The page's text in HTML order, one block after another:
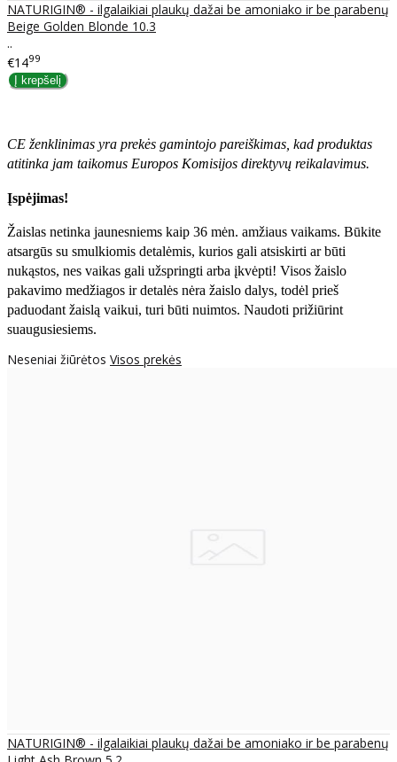
NATURIGIN® - ilgalaikiai plaukų dažai be amoniako ir be parabenų
Beige Golden Blonde 10.3
..
€1499
CE ženklinimas yra prekės gamintojo pareiškimas, kad produktas
atitinka jam taikomus Europos Komisijos direktyvų reikalavimus.
Įspėjimas!
Žaislas netinka jaunesniems kaip 36 mėn. amžiaus vaikams. Būkite
atsargūs su smulkiomis detalėmis, kurios gali atsiskirti ar būti
nukąstos, nes vaikas gali užspringti arba įkvėpti! Visos žaislо
pakavimo medžiagos ir detalės nėra žaislo dalys, todėl prieš
paduodant žaislą vaikui, turi būti nuimtos. Naudoti prižiūrint
suaugusiesiems.
Neseniai žiūrėtos Visos prekės
NATURIGIN® - ilgalaikiai plaukų dažai be amoniako ir be parabenų